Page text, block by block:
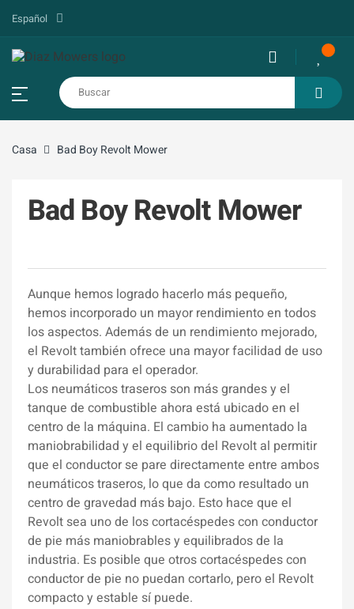
Español
Casa Bad Boy Revolt Mower
Bad Boy Revolt Mower
Aunque hemos logrado hacerlo más pequeño,
hemos incorporado un mayor rendimiento en todos
los aspectos. Además de un rendimiento mejorado,
el Revolt también ofrece una mayor facilidad de uso
y durabilidad para el operador.
Los neumáticos traseros son más grandes y el
tanque de combustible ahora está ubicado en el
centro de la máquina. El cambio ha aumentado la
maniobrabilidad y el equilibrio del Revolt al permitir
que el conductor se pare directamente entre ambos
neumáticos traseros, lo que da como resultado un
centro de gravedad más bajo. Esto hace que el
Revolt sea uno de los cortacéspedes con conductor
de pie más maniobrables y equilibrados de la
industria. Es posible que otros cortacéspedes con
conductor de pie no puedan cortarlo, pero el Revolt
compacto y estable sí puede.